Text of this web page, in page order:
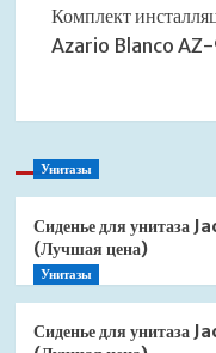
Комплект
Azario Blanco
Унитазы
Сиденье для
(Лучшая цена)
Унитазы
Сиденье для